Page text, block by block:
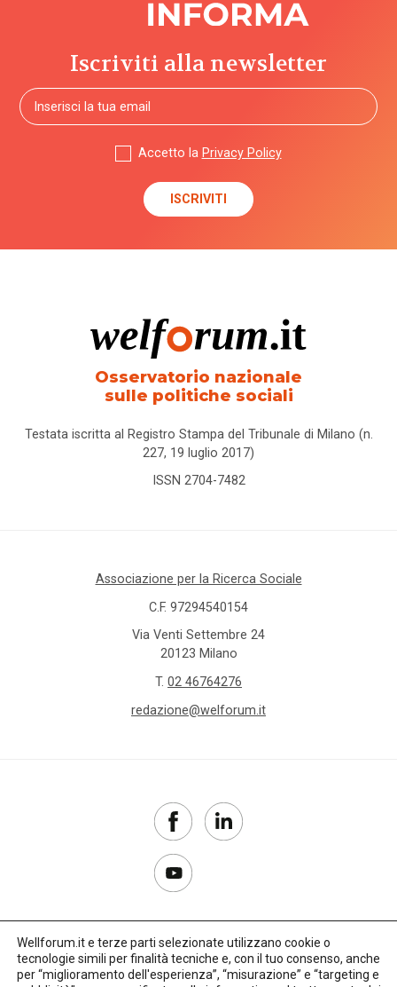
Iscriviti alla newsletter
Accetto la Privacy Policy
Osservatorio nazionale
sulle politiche sociali
Testata iscritta al Registro Stampa del Tribunale di Milano (n.
227, 19 luglio 2017)
ISSN 2704-7482
Associazione per la Ricerca Sociale
C.F. 97294540154
Via Venti Settembre 24
20123 Milano
T. 02 46764276
redazione@welforum.it
Copyright 2017–2026
Wellforum.it e terze parti selezionate utilizzano cookie o
tecnologie simili per finalità tecniche e, con il tuo consenso, anche
per “miglioramento dell'esperienza”, “misurazione” e “targeting e